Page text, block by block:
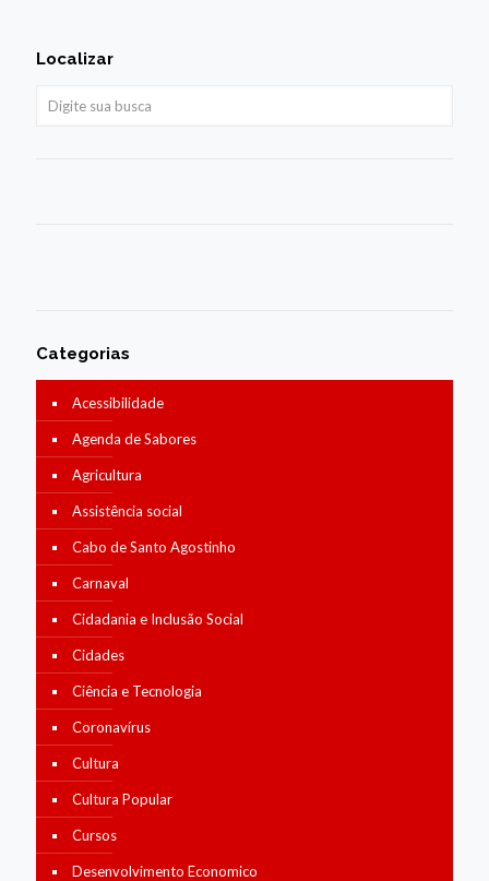
Localizar
Categorias
Acessibilidade
Agenda de Sabores
Agricultura
Assistência social
Cabo de Santo Agostinho
Carnaval
Cidadania e Inclusão Social
Cidades
Ciência e Tecnologia
Coronavírus
Cultura
Cultura Popular
Cursos
Desenvolvimento Economico